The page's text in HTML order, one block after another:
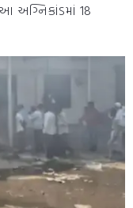
અગ્નિકાંડમાં 18